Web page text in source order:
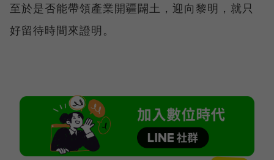
至於是否能帶領產業開疆闢土，迎向黎明，就只
好留待時間來證明。